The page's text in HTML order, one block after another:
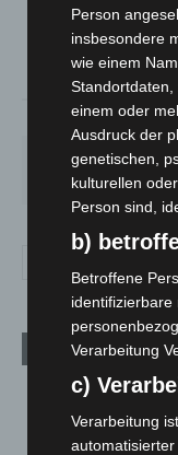
64%
FR.
19°
SA.
27°
Aktuelle Beiträge
Niedersachsen:
Waldbrandeinsatz
7. August 2026
Person
insbesondere
wie einem
einem oder
Ausdruck der
genetischen,
kulturellen
Person sind,
b)
Betroffene
identifizierbare
Verarbeitung
c)
Verarbeitung